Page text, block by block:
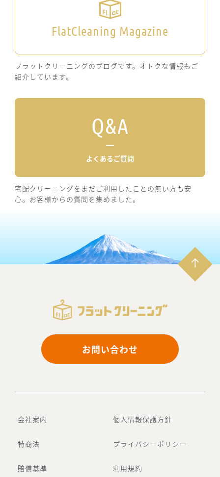
FlatCleaning Magazine
フラットクリーニングのブログです。オトクな情報もご
紹介しています。
Q&A
よくあるご質問
宅配クリーニングをまだご利用したことの無い方も安
心。お客様からの質問を集めました。
お問い合わせ
会社案内 個人情報保護方針
特商法 プライバシーポリシー
賠償基準 利用規約